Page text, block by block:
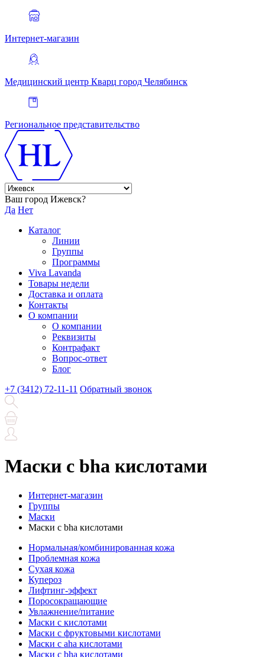
Интернет-магазин
Медицинский центр Кварц город Челябинск
Региональное представительство
Ваш город Ижевск?
Да Нет
Каталог
Линии
Группы
Программы
Viva Lavanda
Товары недели
Доставка и оплата
Контакты
О компании
О компании
Реквизиты
Контрафакт
Вопрос-ответ
Блог
+7 (3412) 72-11-11 Обратный звонок
Маски с bha кислотами
Интернет-магазин
Группы
Маски
Маски с bha кислотами
Нормальная/комбинированная кожа
Проблемная кожа
Сухая кожа
Купероз
Лифтинг-эффект
Поросокращающие
Увлажнение/питание
Маски с кислотами
Маски с фруктовыми кислотами
Маски с aha кислотами
Маски с bha кислотами